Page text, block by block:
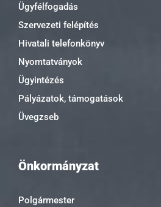
Ügyfélfogadás
Szervezeti felépítés
Hivatali telefonkönyv
Nyomtatványok
Ügyintézés
Pályázatok, támogatások
Üvegzseb
Önkormányzat
Polgármester